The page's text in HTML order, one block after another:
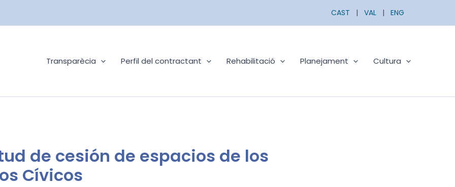
CAST | VAL | ENG
Transparècia Perfil del contractant Rehabilitació Planejament Cultura
de cesión de espacios de los
Cívicos